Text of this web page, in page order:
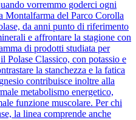
vorremmo goderci ogni
Montalfarma del Parco Corolla
da anni punto di riferimento
e affrontare la stagione con
di prodotti studiata per
Polase Classico, con potassio e
la stanchezza e la fatica
contribuisce inoltre alla
metabolismo energetico,
funzione muscolare. Per chi
la linea comprende anche